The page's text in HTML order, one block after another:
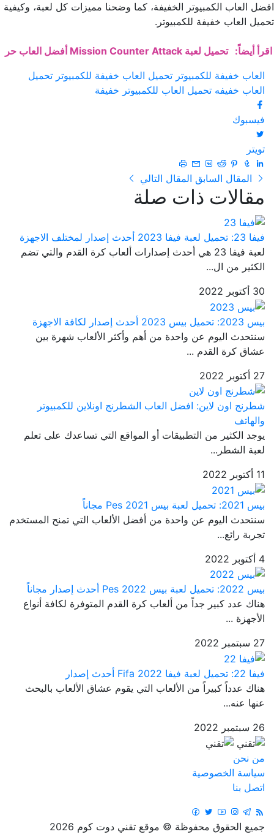
افضل العاب الكمبيوتر الخفيفة، كما وضحنا مميزات كل لعبة، وكيفية
تحميل العاب خفيفة للكمبيوتر.
اقرأ أيضاً: تحميل لعبة Mission Counter Attack أفضل العاب حر
العاب خفيفة للكمبيوتر تحميل العاب خفيفة للكمبيوتر تحميل
العاب خفيفه تحميل العاب للكمبيوتر خفيفة
فيسبوك
تويتر
المقال السابق المقال التالي
مقالات ذات صلة
فيفا 23: تحميل لعبة فيفا 2023 أحدث إصدار لمختلف الاجهزة
لعبة فيفا 23 هي أحدث إصدارات ألعاب كرة القدم والتي تضم
الكثير من ال...
30 أكتوبر 2022
بيس 2023: تحميل بيس 2023 أحدث إصدار لكافة الاجهزة
سنتحدث اليوم عن واحدة من أهم وأكثر الألعاب شهرة بين
عشاق كرة القدم ...
27 أكتوبر 2022
شطرنج اون لاين: افضل العاب الشطرنج اونلاين للكمبيوتر
والهاتف
يوجد الكثير من التطبيقات أو المواقع التي تساعدك على تعلم
لعبة الشطر...
11 أكتوبر 2022
بيس 2021: تحميل لعبة بيس Pes 2021 مجاناً
سنتحدث اليوم عن واحدة من أفضل الألعاب التي تمنح المستخدم
تجربة رائع...
4 أكتوبر 2022
بيس 2022: تحميل لعبة بيس Pes 2022 أحدث إصدار مجاناً
هناك عدد كبير جداً من ألعاب كرة القدم المتوفرة لكافة أنواع
الأجهزة ...
27 سبتمبر 2022
فيفا 22: تحميل لعبة فيفا Fifa 2022 أحدث إصدار
هناك عدداً كبيراً من الألعاب التي يقوم عشاق الألعاب بالبحث
عنها عنه...
26 سبتمبر 2022
من نحن
سياسة الخصوصية
اتصل بنا
جميع الحقوق محفوظة © موقع تقني دوت كوم 2026